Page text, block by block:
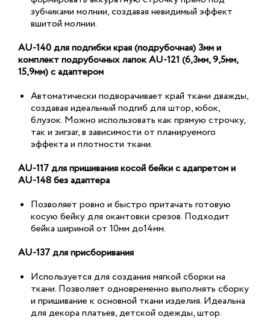
зубчиками молнии, создавая невидимый эффект
вшитой молнии.
AU-140 для подгибки края (подрубочная) 3мм и
комплект подрубочных лапок AU-121 (6,3мм, 9,5мм,
15,9мм) с адаптером
Автоматически подворачивает край ткани дважды,
создавая идеальный подгиб для штор, юбок,
блузок. Можно использовать как прямую строчку,
так и зигзаг, в зависимости от планируемого
эффекта и плотности ткани.
AU-117 для пришивания косой бейки с адапретом и
AU-148 без адаптера
Позволяет ровно и быстро притачать готовую
косую бейку для окантовки срезов. Подходит
бейка шириной от 10мм до14мм.
AU-137 для присборивания
Используется для создания мягкой сборки на
ткани. Позволяет одновременно выполнять сборку
и пришивание к основной ткани изделия. Идеальна
для декора платьев, детской одежды, штор.